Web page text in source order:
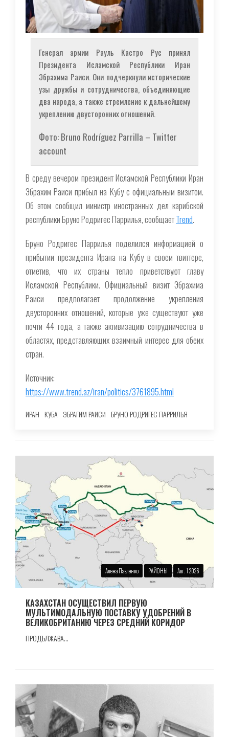
Генерал армии Рауль Кастро Рус принял
Президента Исламской Республики Иран
Эбрахима Раиси. Они подчеркнули исторические
узы дружбы и сотрудничества, объединяющие
два народа, а также стремление к дальнейшему
укреплению двусторонних отношений.
Фото: Bruno Rodríguez Parrilla – Twitter
account
В среду вечером президент Исламской Республики Иран
Эбрахим Раиси прибыл на Кубу с официальным визитом.
Об этом сообщил министр иностранных дел карибской
республики Бруно Родригес Паррилья, сообщаетTrend.
Бруно Родригес Паррилья поделился информацией о
прибытии президента Ирана на Кубу в своем твиттере,
отметив, что их страны тепло приветствуют главу
Исламской Республики. Официальный визит Эбрахима
Раиси предполагает продолжение укрепления
двусторонних отношений, которые уже существуют уже
почти 44 года, а также активизацию сотрудничества в
областях, представляющих взаимный интерес для обеих
стран.
Источник:
https://www.trend.az/iran/politics/3761895.html
ИРАН КУБА ЭБРАГИМ РАИСИ БРУНО РОДРИГЕС ПАРРИЛЬЯ
Алена Павленко РАЙОНЫ Авг. 1 2026
КАЗАХСТАН ОСУЩЕСТВИЛ ПЕРВУЮ
МУЛЬТИМОДАЛЬНУЮ ПОСТАВКУ УДОБРЕНИЙ В
ВЕЛИКОБРИТАНИЮ ЧЕРЕЗ СРЕДНИЙ КОРИДОР
ПРОДЪЛЖАВА...